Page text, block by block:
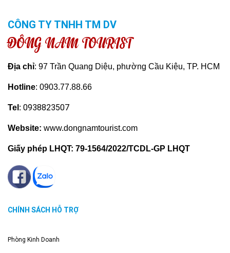
CÔNG TY TNHH TM DV
ĐÔNG NAM TOURIST
Địa chỉ: 97 Trần Quang Diệu, phường Cầu Kiệu, TP. HCM
Hotline: 0903.77.88.66
Tel : 0938823507
Website: www.dongnamtourist.com
Giấy phép LHQT: 79-1564/2022/TCDL-GP LHQT
CHÍNH SÁCH HỖ TRỢ
Phòng Kinh Doanh